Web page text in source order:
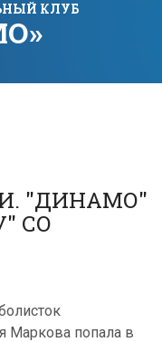
КЛУБ
"ДИНАМО"
СО
Маркова попала в